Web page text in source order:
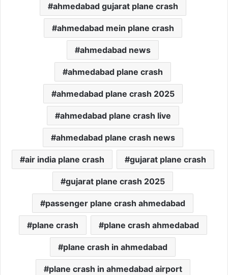
ahmedabad gujarat plane crash
ahmedabad mein plane crash
ahmedabad news
ahmedabad plane crash
ahmedabad plane crash 2025
ahmedabad plane crash live
ahmedabad plane crash news
air india plane crash gujarat plane crash
gujarat plane crash 2025
passenger plane crash ahmedabad
plane crash plane crash ahmedabad
plane crash in ahmedabad
plane crash in ahmedabad airport